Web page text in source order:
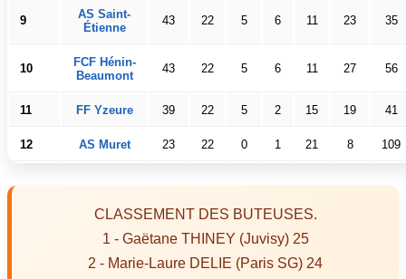
9
AS Saint-
Étienne
43 22 5 6 11 23 35
10
FCF Hénin-
Beaumont
43 22 5 6 11 27 56
11 FF Yzeure 39 22 5 2 15 19 41
12 AS Muret 23 22 0 1 21 8 109
CLASSEMENT DES BUTEUSES.
1 - Gaëtane THINEY (Juvisy) 25
2 - Marie-Laure DELIE (Paris SG) 24